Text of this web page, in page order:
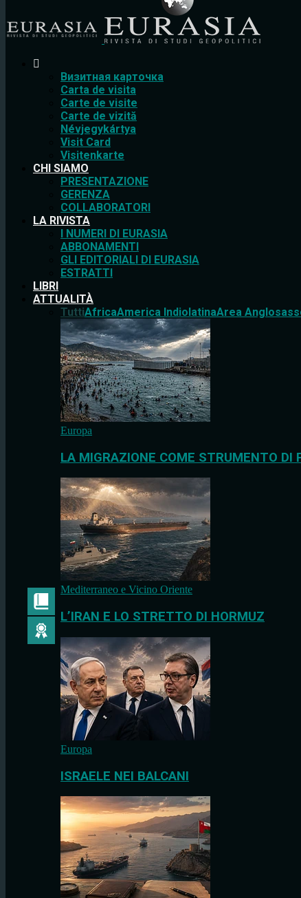
Bизитная карточка
Carta de visita
Carte de visite
Carte de vizită
Névjegykártya
Visit Card
Visitenkarte
CHI SIAMO
PRESENTAZIONE
GERENZA
COLLABORATORI
LA RIVISTA
I NUMERI DI EURASIA
ABBONAMENTI
GLI EDITORIALI DI EURASIA
ESTRATTI
LIBRI
ATTUALITÀ
TuttiAfricaAmerica IndiolatinaArea
Europa
LA MIGRAZIONE COME STRUMENTO DI
Mediterraneo e Vicino Oriente
L’IRAN E LO STRETTO DI HORMUZ
Europa
ISRAELE NEI BALCANI